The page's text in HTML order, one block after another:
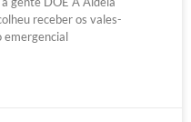
receber os vales-
emergencial